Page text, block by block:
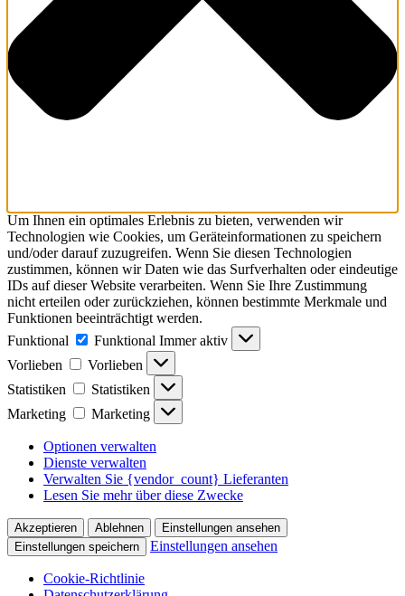
Um Ihnen ein optimales Erlebnis zu bieten, verwenden wir
Technologien wie Cookies, um Geräteinformationen zu speichern
und/oder darauf zuzugreifen. Wenn Sie diesen Technologien
zustimmen, können wir Daten wie das Surfverhalten oder eindeutige
IDs auf dieser Website verarbeiten. Wenn Sie Ihre Zustimmung
nicht erteilen oder zurückziehen, können bestimmte Merkmale und
Funktionen beeinträchtigt werden.
Funktional
Funktional Immer aktiv
Vorlieben
Vorlieben
Statistiken
Statistiken
Marketing
Marketing
Optionen verwalten
Dienste verwalten
Verwalten Sie {vendor_count} Lieferanten
Lesen Sie mehr über diese Zwecke
Akzeptieren Ablehnen
Einstellungen ansehen
Einstellungen speichern
Einstellungen ansehen
Cookie-Richtlinie